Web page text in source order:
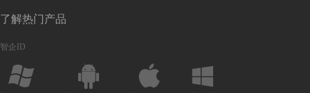
了解热门产品
智企ID